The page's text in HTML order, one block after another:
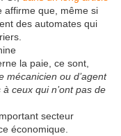
affirme que, même si
des automates qui
la paie, ce sont,
mécanicien ou d’agent
ceux qui n’ont pas de
secteur
économique.